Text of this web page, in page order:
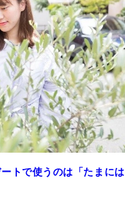
トで使うのは「たまには